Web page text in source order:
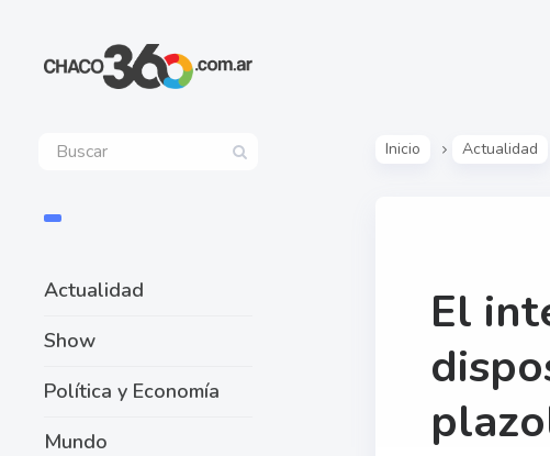
Actualidad
Show
Política y Economía
Mundo
Inicio Actualidad
El